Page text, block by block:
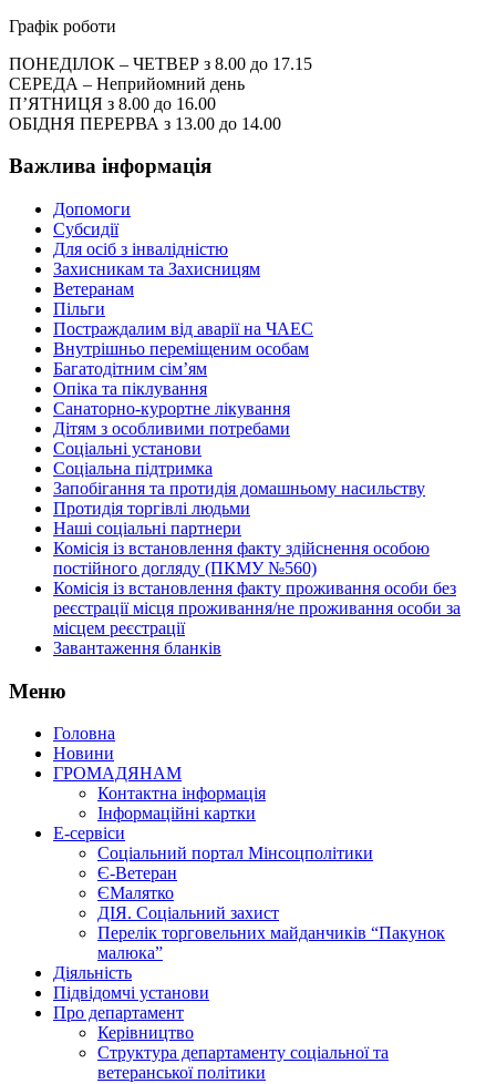
Графік роботи
ПОНЕДІЛОК – ЧЕТВЕР з 8.00 до 17.15
СЕРЕДА – Неприйомний день
П’ЯТНИЦЯ з 8.00 до 16.00
ОБІДНЯ ПЕРЕРВА з 13.00 до 14.00
Важлива інформація
Допомоги
Субсидії
Для осіб з інвалідністю
Захисникам та Захисницям
Ветеранам
Пільги
Постраждалим від аварії на ЧАЕС
Внутрішньо переміщеним особам
Багатодітним сім’ям
Опіка та піклування
Санаторно-курортне лікування
Дітям з особливими потребами
Соціальні установи
Соціальна підтримка
Запобігання та протидія домашньому насильству
Протидія торгівлі людьми
Наші соціальні партнери
Комісія із встановлення факту здійснення особою
постійного догляду (ПКМУ №560)
Комісія із встановлення факту проживання особи без
реєстрації місця проживання/не проживання особи за
місцем реєстрації
Завантаження бланків
Меню
Головна
Новини
ГРОМАДЯНАМ
Контактна інформація
Інформаційні картки
Е-сервіси
Соціальний портал Мінсоцполітики
Є-Ветеран
ЄМалятко
ДІЯ. Соціальний захист
Перелік торговельних майданчиків “Пакунок
малюка”
Діяльність
Підвідомчі установи
Про департамент
Керівництво
Структура департаменту соціальної та
ветеранської політики